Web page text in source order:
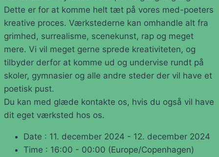
Dette er for at komme helt tæt på vores med-poeters
kreative proces. Værkstederne kan omhandle alt fra
grimhed, surrealisme, scenekunst, rap og meget
mere. Vi vil meget gerne sprede kreativiteten, og
tilbyder derfor at komme ud og undervise rundt på
skoler, gymnasier og alle andre steder der vil have et
poetisk pust.
Du kan med glæde kontakte os, hvis du også vil have
dit eget værksted hos os.
Date : 11. december 2024 - 12. december 2024
Time : 16:00 - 00:00 (Europe/Copenhagen)